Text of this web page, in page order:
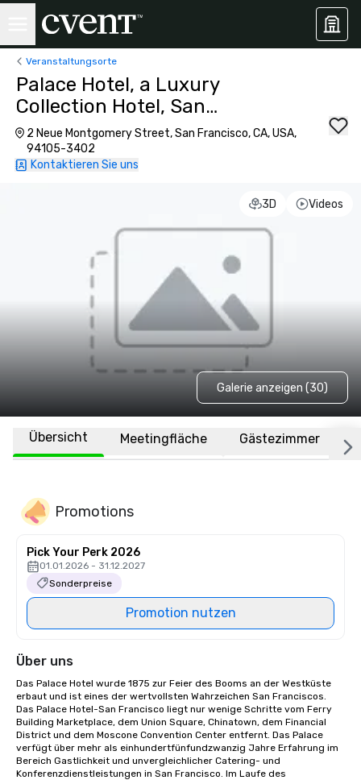
Veranstaltungsorte
Palace Hotel, a Luxury
Collection Hotel, San
Francisco
2 Neue Montgomery Street, San Francisco, CA, USA,
94105-3402
Kontaktieren Sie uns
3D Videos
Galerie anzeigen (30)
Übersicht Meetingfläche Gästezimmer
Promotions
Pick Your Perk 2026
01.01.2026 - 31.12.2027
Sonderpreise
Promotion nutzen
Über uns
Das Palace Hotel wurde 1875 zur Feier des Booms an der Westküste
erbaut und ist eines der wertvollsten Wahrzeichen San Franciscos.
Das Palace Hotel-San Francisco liegt nur wenige Schritte vom Ferry
Building Marketplace, dem Union Square, Chinatown, dem Financial
District und dem Moscone Convention Center entfernt. Das Palace
verfügt über mehr als einhundertfünfundzwanzig Jahre Erfahrung im
Bereich Gastlichkeit und unvergleichlicher Catering- und
Konferenzdienstleistungen in San Francisco. Im Laufe des